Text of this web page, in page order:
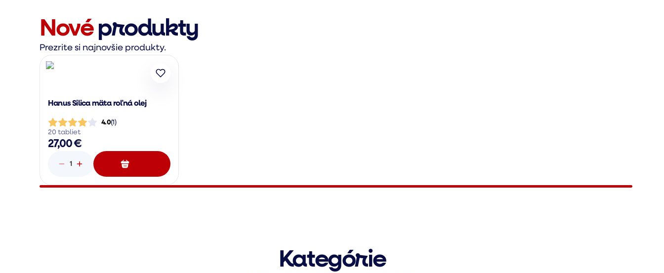
Novéprodukty
Prezrite si najnovšie produkty.
Hanus Silica mäta roľná olej
4.0(1 )
20 tabliet
27,00 €
1
Kategórie